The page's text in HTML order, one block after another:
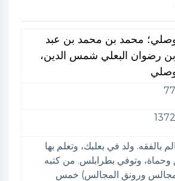
محمد بن محمد بن عبد
بن رضوان البعلي شمس الدين،
بالفقه. ولد في بعلبك، وتعلم بها
وتوفي بطرابلس. من كتبه
ورونق المجالس) خمس